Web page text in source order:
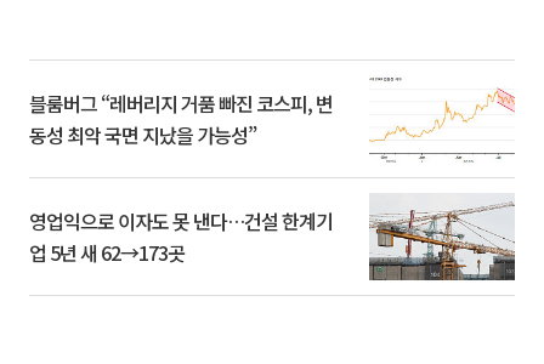
블룸버그 “레버리지 거품 빠진 코스피, 변
동성 최악 국면 지났을 가능성”
영업익으로 이자도 못 낸다…건설 한계기
업 5년 새 62→173곳